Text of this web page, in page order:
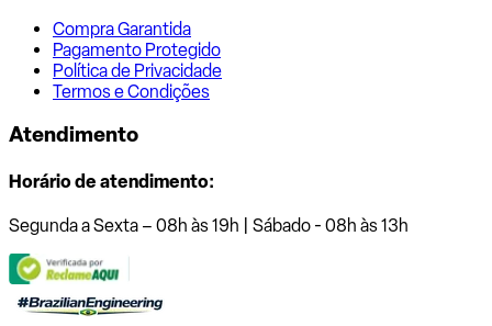
Compra Garantida
Pagamento Protegido
Política de Privacidade
Termos e Condições
Atendimento
Horário de atendimento:
Segunda a Sexta – 08h às 19h | Sábado - 08h às 13h